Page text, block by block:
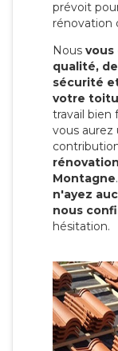
prévoit
rénovation
Nous vous
qualité,
sécurité
votre
travail bien
vous
Montagne
n'ayez
nous
hésitation.